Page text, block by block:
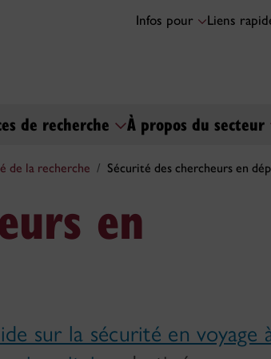
Infos pour Liens
de recherche À propos du secteur
de la recherche Sécurité des chercheurs en
en
sur la sécurité en voyage